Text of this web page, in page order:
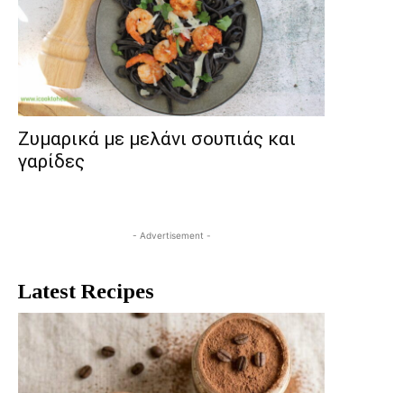
Ζυμαρικά με μελάνι σουπιάς και
γαρίδες
- Advertisement -
Latest Recipes